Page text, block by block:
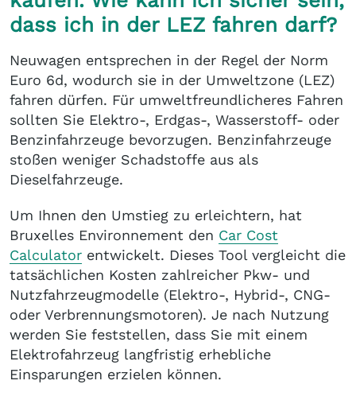
dass ich in der LEZ fahren darf?
Neuwagen entsprechen in der Regel der Norm
Euro 6d, wodurch sie in der Umweltzone (LEZ)
fahren dürfen. Für umweltfreundlicheres Fahren
sollten Sie Elektro-, Erdgas-, Wasserstoff- oder
Benzinfahrzeuge bevorzugen. Benzinfahrzeuge
stoßen weniger Schadstoffe aus als
Dieselfahrzeuge.
Um Ihnen den Umstieg zu erleichtern, hat
Bruxelles Environnement den Car Cost
Calculator entwickelt. Dieses Tool vergleicht die
tatsächlichen Kosten zahlreicher Pkw- und
Nutzfahrzeugmodelle (Elektro-, Hybrid-, CNG-
oder Verbrennungsmotoren). Je nach Nutzung
werden Sie feststellen, dass Sie mit einem
Elektrofahrzeug langfristig erhebliche
Einsparungen erzielen können.